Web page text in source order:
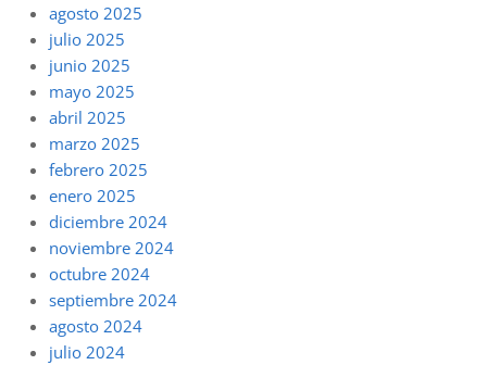
agosto 2025
julio 2025
junio 2025
mayo 2025
abril 2025
marzo 2025
febrero 2025
enero 2025
diciembre 2024
noviembre 2024
octubre 2024
septiembre 2024
agosto 2024
julio 2024